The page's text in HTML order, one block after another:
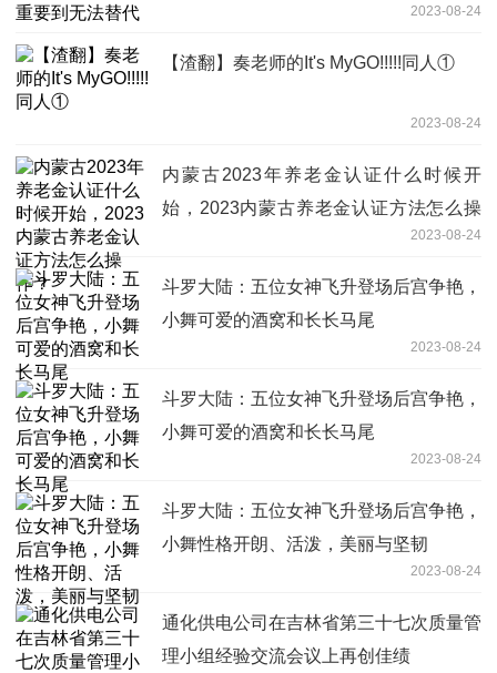
2023-08-24
【渣翻】奏老师的It's MyGO!!!!!同人①
2023-08-24
内蒙古2023年养老金认证什么时候开
始，2023内蒙古养老金认证方法怎么操
2023-08-24
斗罗大陆：五位女神飞升登场后宫争艳，
小舞可爱的酒窝和长长马尾
2023-08-24
斗罗大陆：五位女神飞升登场后宫争艳，
小舞可爱的酒窝和长长马尾
2023-08-24
斗罗大陆：五位女神飞升登场后宫争艳，
小舞性格开朗、活泼，美丽与坚韧
2023-08-24
通化供电公司在吉林省第三十七次质量管
理小组经验交流会议上再创佳绩